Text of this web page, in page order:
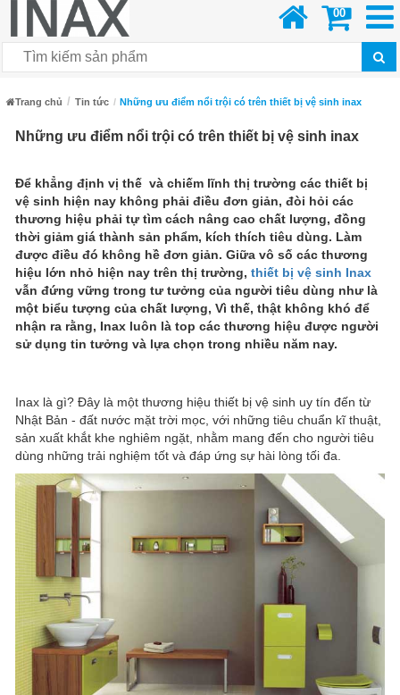
00
Trang chủ Tin tức Những ưu điểm nổi trội có trên thiết bị vệ sinh inax
Những ưu điểm nổi trội có trên thiết bị vệ sinh inax
Để khẳng định vị thế và chiếm lĩnh thị trường các thiết bị
vệ sinh hiện nay không phải điều đơn giản, đòi hỏi các
thương hiệu phải tự tìm cách nâng cao chất lượng, đồng
thời giảm giá thành sản phẩm, kích thích tiêu dùng. Làm
được điều đó không hề đơn giản. Giữa vô số các thương
hiệu lớn nhỏ hiện nay trên thị trường, thiết bị vệ sinh Inax
vẫn đứng vững trong tư tưởng của người tiêu dùng như là
một biểu tượng của chất lượng, Vì thế, thật không khó để
nhận ra rằng, Inax luôn là top các thương hiệu được người
sử dụng tin tưởng và lựa chọn trong nhiều năm nay.
Inax là gì? Đây là một thương hiệu thiết bị vệ sinh uy tín đến từ
Nhật Bản - đất nước mặt trời mọc, với những tiêu chuẩn kĩ thuật,
sản xuất khắt khe nghiêm ngặt, nhằm mang đến cho người tiêu
dùng những trải nghiệm tốt và đáp ứng sự hài lòng tối đa.